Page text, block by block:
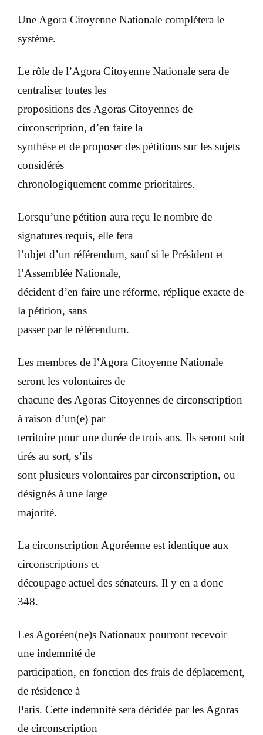
Une Agora Citoyenne Nationale complétera le
système.
Le rôle de l’Agora Citoyenne Nationale sera de
centraliser toutes les
propositions des Agoras Citoyennes de
circonscription, d’en faire la
synthèse et de proposer des pétitions sur les sujets
considérés
chronologiquement comme prioritaires.
Lorsqu’une pétition aura reçu le nombre de
signatures requis, elle fera
l’objet d’un référendum, sauf si le Président et
l’Assemblée Nationale,
décident d’en faire une réforme, réplique exacte de
la pétition, sans
passer par le référendum.
Les membres de l’Agora Citoyenne Nationale
seront les volontaires de
chacune des Agoras Citoyennes de circonscription
à raison d’un(e) par
territoire pour une durée de trois ans. Ils seront soit
tirés au sort, s’ils
sont plusieurs volontaires par circonscription, ou
désignés à une large
majorité.
La circonscription Agoréenne est identique aux
circonscriptions et
découpage actuel des sénateurs. Il y en a donc
348.
Les Agoréen(ne)s Nationaux pourront recevoir
une indemnité de
participation, en fonction des frais de déplacement,
de résidence à
Paris. Cette indemnité sera décidée par les Agoras
de circonscription